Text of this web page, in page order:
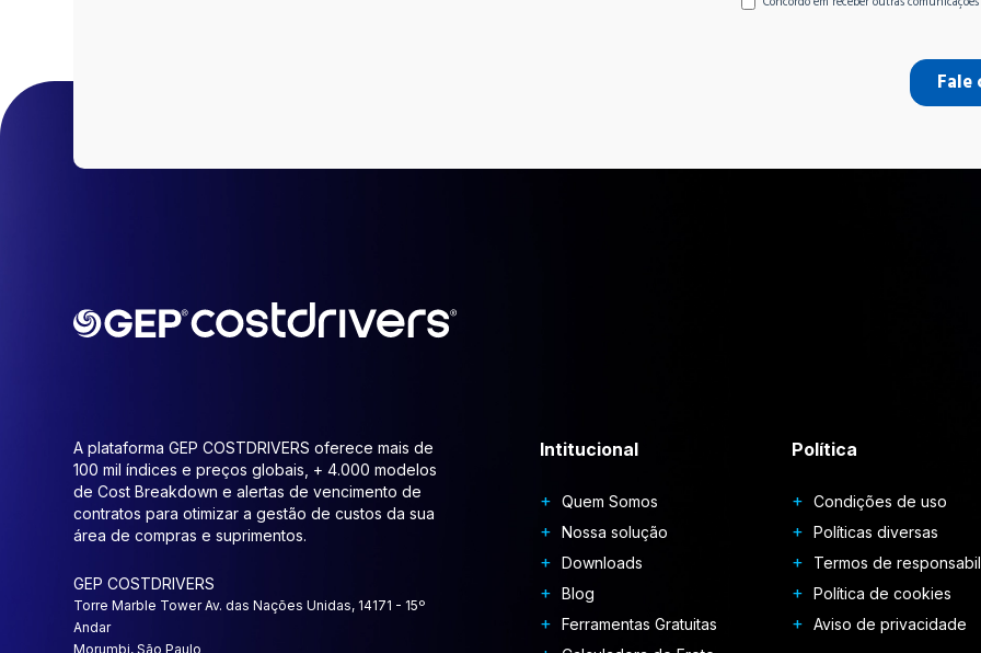
A plataforma GEP COSTDRIVERS oferece mais de
100 mil índices e preços globais, + 4.000 modelos
de Cost Breakdown e alertas de vencimento de
contratos para otimizar a gestão de custos da sua
área de compras e suprimentos.
GEP COSTDRIVERS
Torre Marble Tower Av. das Nações Unidas, 14171 - 15º
Andar
Morumbi, São Paulo
Intitucional
Quem Somos
Nossa solução
Downloads
Blog
Ferramentas Gratuitas
Política
Condições de uso
Políticas diversas
Termos de
Política de cookies
Aviso de privacidade